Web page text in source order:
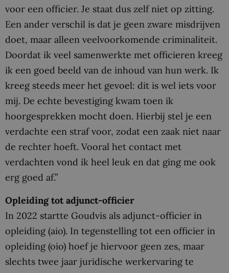
voor een officier. Je staat dus zelf niet op zitting.
Een ander verschil is dat je geen zware misdrijven
doet, maar alleen veelvoorkomende criminaliteit.
Doordat ik veel samenwerkte met officieren kreeg
ik een goed beeld van de inhoud van hun werk. Ik
kreeg steeds meer het gevoel: dit is wel iets voor
mij. De echte bevestiging kwam toen ik
hoorgesprekken mocht doen. Hierbij stel je een
verdachte een straf voor, zodat een zaak niet naar
de rechter hoeft. Vooral het contact met
verdachten vond ik heel leuk en dat ging me ook
erg goed af.”
Opleiding tot adjunct-officier
In 2022 startte Goudvis als adjunct-officier in
opleiding (aio). In tegenstelling tot een officier in
opleiding (oio) hoef je hiervoor geen zes, maar
slechts twee jaar juridische werkervaring te